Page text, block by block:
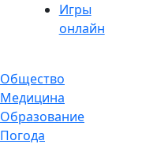
Игры
онлайн
Общество
Медицина
Образование
Погода